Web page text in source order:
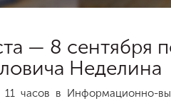
— 8 сентября
Неделина
11 часов в Информационно-